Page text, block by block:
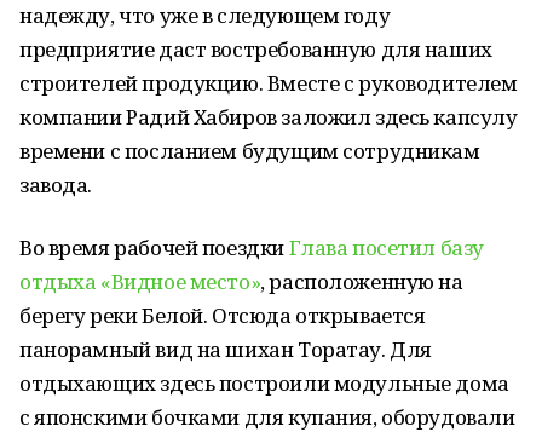
надежду, что уже в следующем году
предприятие даст востребованную для наших
строителей продукцию. Вместе с руководителем
компании Радий Хабиров заложил здесь капсулу
времени с посланием будущим сотрудникам
завода.
Во время рабочей поездкиГлава посетил базу
отдыха «Видное место», расположенную на
берегу реки Белой. Отсюда открывается
панорамный вид на шихан Торатау. Для
отдыхающих здесь построили модульные дома
с японскими бочками для купания, оборудовали